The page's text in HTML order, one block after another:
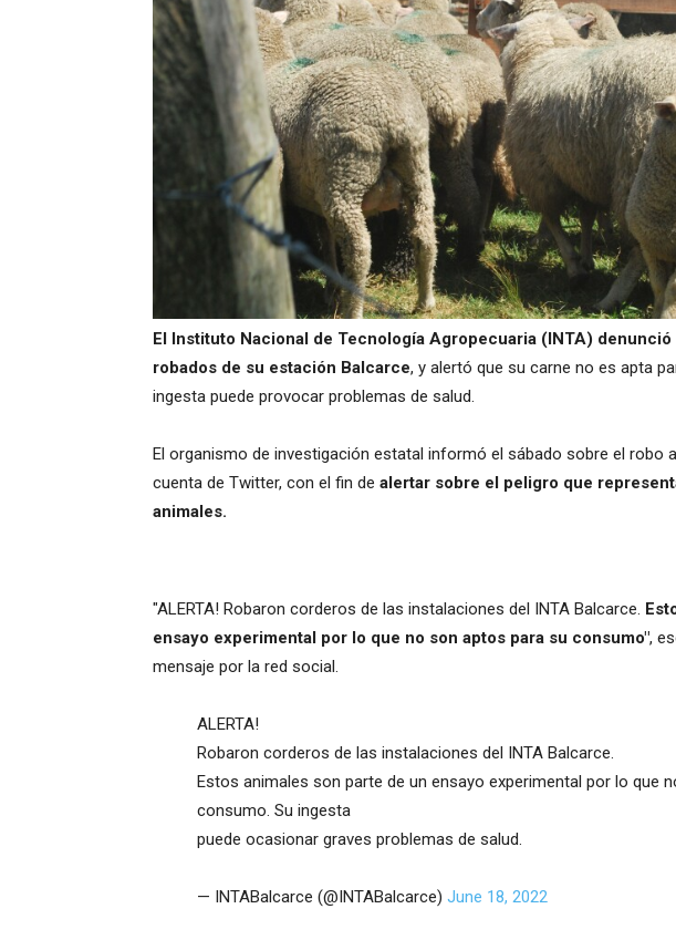
El Instituto Nacional de Tecnología Agropecuaria (INTA)
robados de su estación Balcarce, y alertó que su carne no es apta
ingesta puede provocar problemas de salud.
El organismo de investigación estatal informó el sábado sobre el robo
cuenta de Twitter, con el fin de alertar sobre el peligro que
animales.
"ALERTA! Robaron corderos de las instalaciones del INTA Balcarce.
ensayo experimental por lo que no son aptos para su consumo",
mensaje por la red social.
ALERTA!
Robaron corderos de las instalaciones del INTA Balcarce.
Estos animales son parte de un ensayo experimental por lo que
consumo. Su ingesta
puede ocasionar graves problemas de salud.
— INTABalcarce (@INTABalcarce) June 18, 2022